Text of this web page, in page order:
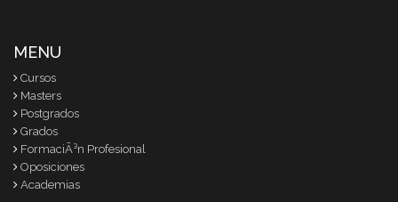
MENU
Cursos
Masters
Postgrados
Grados
FormaciÃ³n Profesional
Oposiciones
Academias